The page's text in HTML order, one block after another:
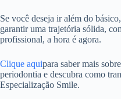
Se você deseja ir além do
garantir uma trajetória sólida,
profissional, a hora é agora.
Clique aquipara saber mais
periodontia e descubra como
Especialização Smile.